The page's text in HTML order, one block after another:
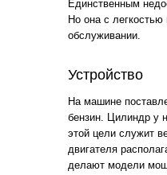
Единственным
Но она с
обслуживании.
Устройство
На машине
бензин. Цилиндр у
этой цели служит
двигателя
делают модели